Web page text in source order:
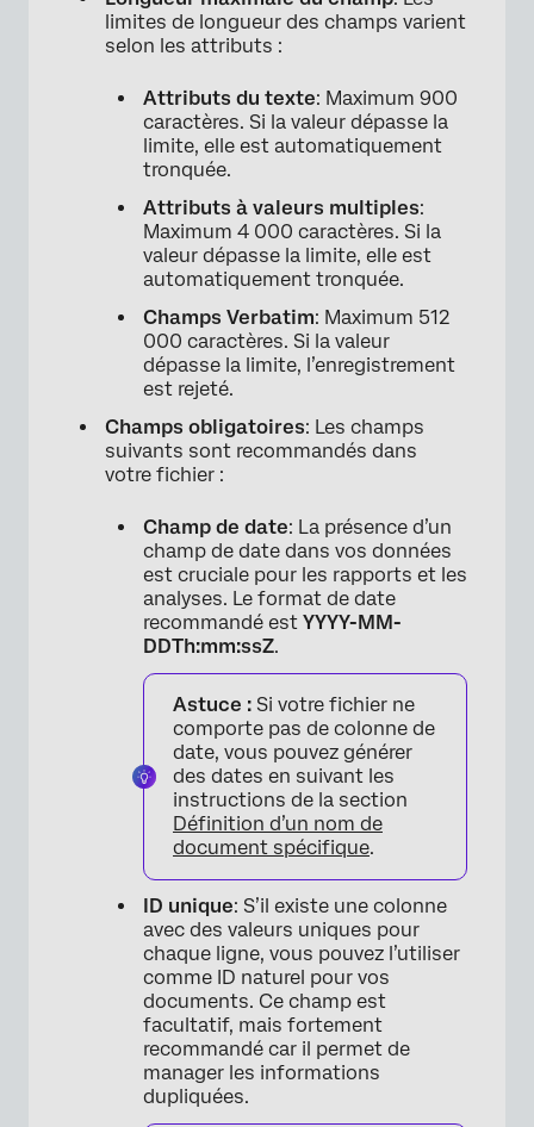
limites de longueur des champs varient
selon les attributs :
Attributs du texte: Maximum 900
caractères. Si la valeur dépasse la
limite, elle est automatiquement
tronquée.
Attributs à valeurs multiples:
Maximum 4 000 caractères. Si la
valeur dépasse la limite, elle est
automatiquement tronquée.
Champs Verbatim: Maximum 512
000 caractères. Si la valeur
dépasse la limite, l’enregistrement
est rejeté.
Champs obligatoires: Les champs
suivants sont recommandés dans
votre fichier :
Champ de date: La présence d’un
champ de date dans vos données
est cruciale pour les rapports et les
analyses. Le format de date
recommandé est YYYY-MM-
DDTh:mm:ssZ.
Astuce : Si votre fichier ne
comporte pas de colonne de
date, vous pouvez générer
des dates en suivant les
instructions de la section
Définition d’un nom de
document spécifique.
ID unique: S’il existe une colonne
avec des valeurs uniques pour
chaque ligne, vous pouvez l’utiliser
comme ID naturel pour vos
documents. Ce champ est
facultatif, mais fortement
recommandé car il permet de
manager les informations
dupliquées.